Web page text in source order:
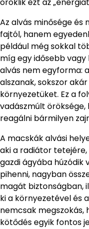
öröklik ezt az
Az alvás minősége és
fajtól, hanem
például még sokkal
míg egy idősebb
alvás nem egyforma:
alszanak, sokszor
környezetüket. Ez a
vadászmúlt
reagálni bármilyen
A macskák alvási
aki a radiátor
gazdi ágyába húzódik
pihenni, nagyban
magát biztonságban,
ki a környezetével és
nemcsak megszokás,
kötődés egyik fontos